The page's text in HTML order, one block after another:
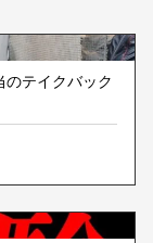
テイクバック